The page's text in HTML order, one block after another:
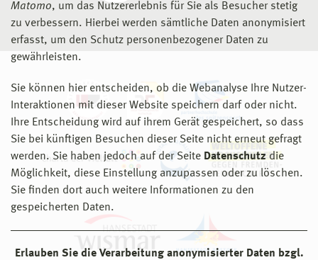
Matomo, um das Nutzererlebnis für Sie als Besucher stetig
zu verbessern. Hierbei werden sämtliche Daten anonymisiert
erfasst, um den Schutz personenbezogener Daten zu
gewährleisten.
Sie können hier entscheiden, ob die Webanalyse Ihre Nutzer-
Interaktionen mit dieser Website speichern darf oder nicht.
Ihre Entscheidung wird auf ihrem Gerät gespeichert, so dass
Sie bei künftigen Besuchen dieser Seite nicht erneut gefragt
werden. Sie haben jedoch auf der Seite Datenschutz die
Möglichkeit, diese Einstellung anzupassen oder zu löschen.
Sie finden dort auch weitere Informationen zu den
gespeicherten Daten.
Erlauben Sie die Verarbeitung anonymisierter Daten bzgl.